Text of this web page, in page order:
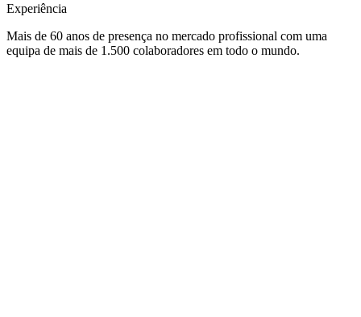
Experiência
Mais de 60 anos de presença no mercado profissional com uma
equipa de mais de 1.500 colaboradores em todo o mundo.